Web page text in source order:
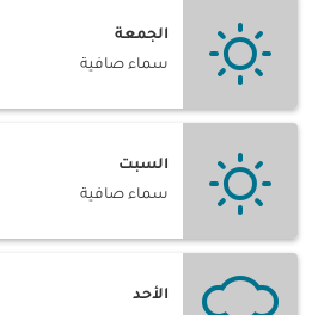
الجمعة
سماء صافية
السبت
سماء صافية
الأحد